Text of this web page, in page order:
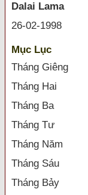
Dalai Lama
26-02-1998
Mục Lục
Tháng Giêng
Tháng Hai
Tháng Ba
Tháng Tư
Tháng Năm
Tháng Sáu
Tháng Bảy